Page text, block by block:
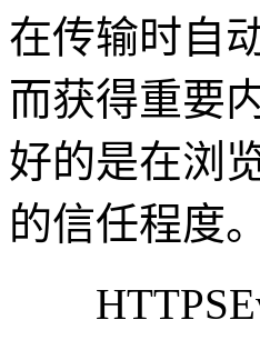
在传输时自
而获得重要
好的是在浏
的信任程度。